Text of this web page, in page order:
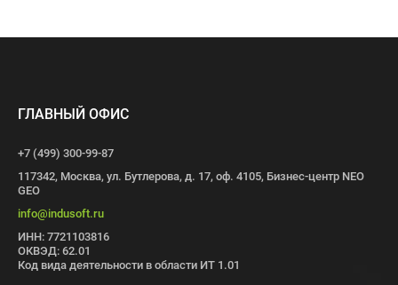
ГЛАВНЫЙ ОФИС
+7 (499) 300-99-87
117342, Москва, ул. Бутлерова, д. 17, оф. 4105, Бизнес-центр NEO
GEO
info@indusoft.ru
ИНН: 7721103816
ОКВЭД: 62.01
Код вида деятельности в области ИТ 1.01